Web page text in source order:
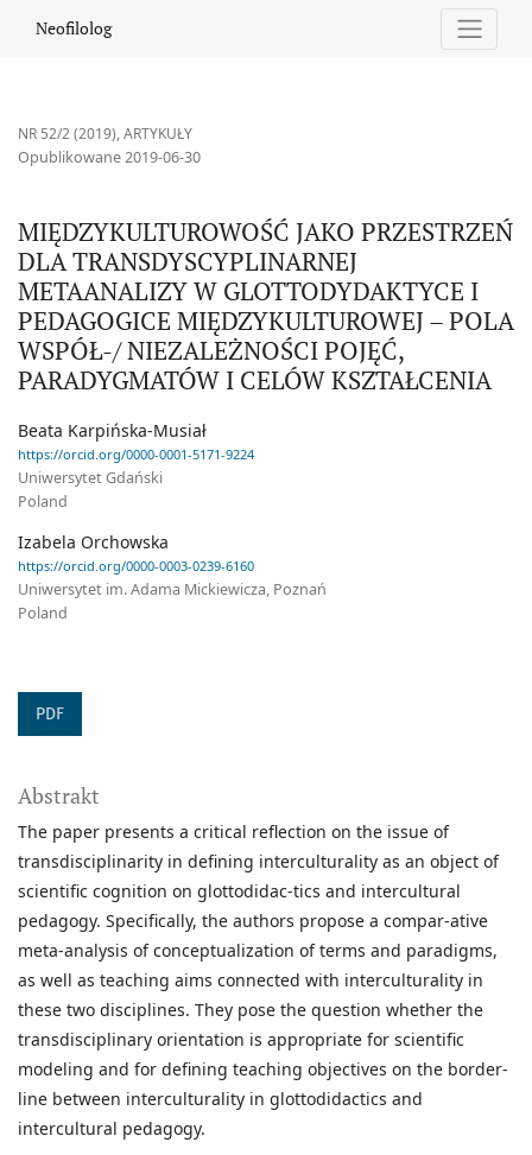
MIĘDZYKULTUROWOŚĆ JAKO PRZESTRZEŃ DLA
Neofilolog
NR 52/2 (2019),ARTYKUŁY
MIĘDZYKULTUROWOŚĆ JAKO PRZESTRZEŃ
DLA TRANSDYSCYPLINARNEJ
METAANALIZY W GLOTTODYDAKTYCE I
PEDAGOGICE MIĘDZYKULTUROWEJ – POLA
WSPÓŁ-/ NIEZALEŻNOŚCI POJĘĆ,
PARADYGMATÓW I CELÓW KSZTAŁCENIA
Opublikowane 2019-06-30
Beata Karpińska-Musiał
https://orcid.org/0000-0001-5171-9224
Uniwersytet Gdański
Poland
Izabela Orchowska
https://orcid.org/0000-0003-0239-6160
Uniwersytet im. Adama Mickiewicza, Poznań
Poland
PDF
Abstrakt
The paper presents a critical reflection on the issue of
transdisciplinarity in defining interculturality as an object of
scientific cognition on glottodidac-tics and intercultural
pedagogy. Specifically, the authors propose a compar-ative
meta-analysis of conceptualization of terms and paradigms,
as well as teaching aims connected with interculturality in
these two disciplines. They pose the question whether the
transdisciplinary orientation is appropriate for scientific
modeling and for defining teaching objectives on the border-
line between interculturality in glottodidactics and
intercultural pedagogy.